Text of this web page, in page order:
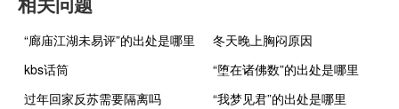
“廊庙江湖未易评”的出处是哪里
冬天晚上胸闷原因
kbs话筒
“堕在诸佛数”的出处是哪里
过年回家反苏需要隔离吗
“我梦见君”的出处是哪里